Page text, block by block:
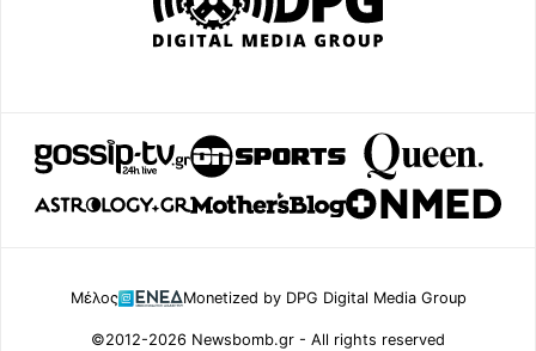
Μέλος Monetized by DPG Digital Media Group
©2012-2026 Newsbomb.gr - All rights reserved